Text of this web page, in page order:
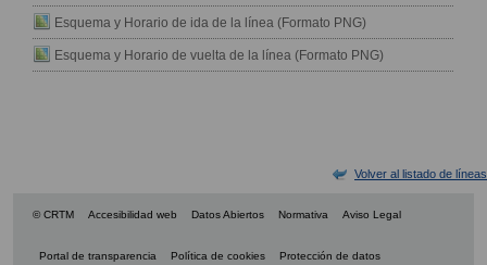
Esquema y Horario de ida de la línea (Formato PNG)
Esquema y Horario de vuelta de la línea (Formato PNG)
Volver al listado de líneas
© CRTM Accesibilidad web Datos Abiertos Normativa Aviso Legal
Portal de transparencia Política de cookies Protección de datos